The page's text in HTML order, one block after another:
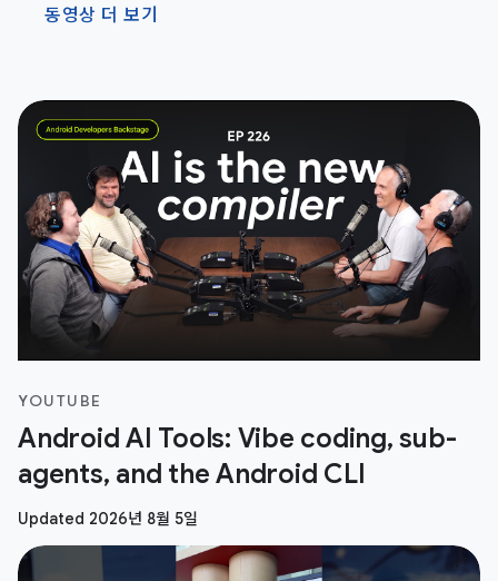
동영상 더 보기
YOUTUBE
Android AI Tools: Vibe coding, sub-
agents, and the Android CLI
Updated 2026년 8월 5일